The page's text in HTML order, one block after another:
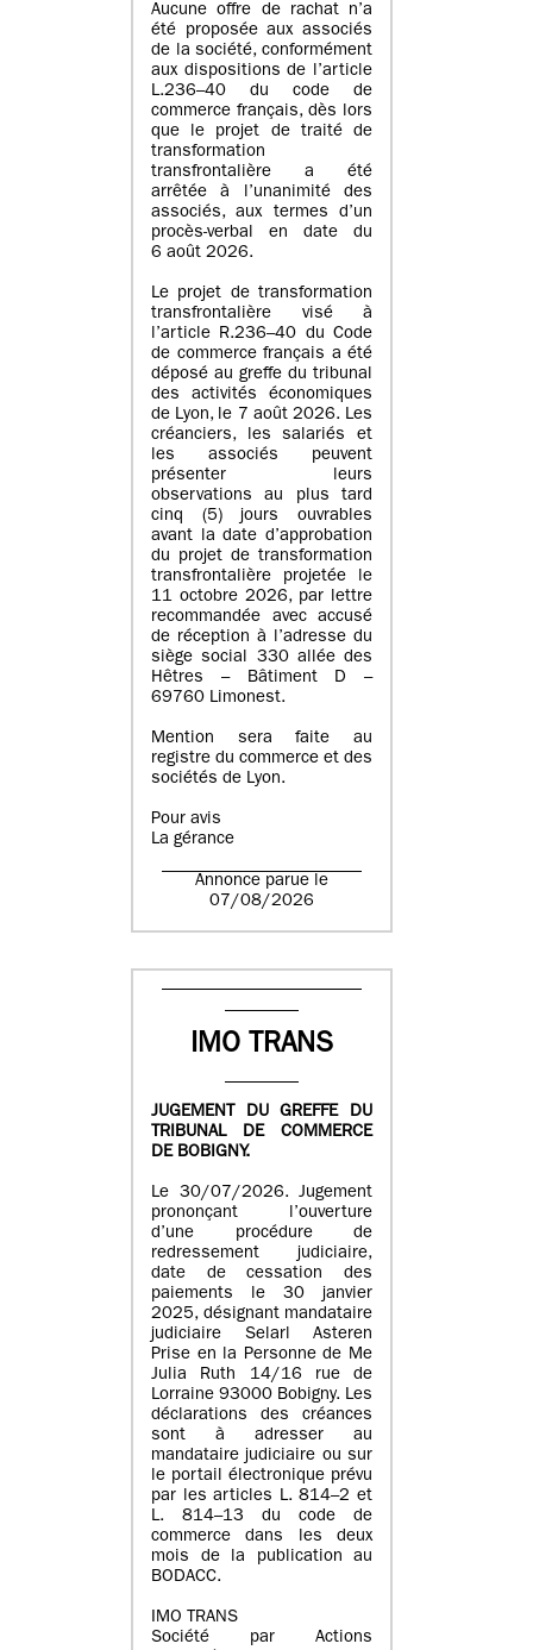
Aucune offre de rachat n’a
été proposée aux associés
de la société, conformément
aux dispositions de l’article
L.236–40 du code de
commerce français, dès lors
que le projet de traité de
transformation
transfrontalière a été
arrêtée à l’unanimité des
associés, aux termes d’un
procès-verbal en date du
6 août 2026.
Le projet de transformation
transfrontalière visé à
l’article R.236–40 du Code
de commerce français a été
déposé au greffe du tribunal
des activités économiques
de Lyon, le 7 août 2026. Les
créanciers, les salariés et
les associés peuvent
présenter leurs
observations au plus tard
cinq (5) jours ouvrables
avant la date d’approbation
du projet de transformation
transfrontalière projetée le
11 octobre 2026, par lettre
recommandée avec accusé
de réception à l’adresse du
siège social 330 allée des
Hêtres – Bâtiment D –
69760 Limonest.
Mention sera faite au
registre du commerce et des
sociétés de Lyon.
Pour avis
La gérance
Annonce parue le
07/08/2026
IMO TRANS
JUGEMENT DU GREFFE DU
TRIBUNAL DE COMMERCE
DE BOBIGNY.
Le 30/07/2026. Jugement
prononçant l’ouverture
d’une procédure de
redressement judiciaire,
date de cessation des
paiements le 30 janvier
2025, désignant mandataire
judiciaire Selarl Asteren
Prise en la Personne de Me
Julia Ruth 14/16 rue de
Lorraine 93000 Bobigny. Les
déclarations des créances
sont à adresser au
mandataire judiciaire ou sur
le portail électronique prévu
par les articles L. 814–2 et
L. 814–13 du code de
commerce dans les deux
mois de la publication au
BODACC.
IMO TRANS
Société par Actions